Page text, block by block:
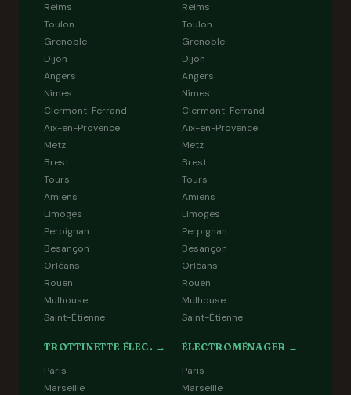
Reims
Toulon
Grenoble
Dijon
Angers
Nîmes
Clermont-Ferrand
Aix-en-Provence
Metz
Brest
Tours
Amiens
Limoges
Perpignan
Besançon
Orléans
Rouen
Mulhouse
Saint-Étienne
Reims
Toulon
Grenoble
Dijon
Angers
Nîmes
Clermont-Ferrand
Aix-en-Provence
Metz
Brest
Tours
Amiens
Limoges
Perpignan
Besançon
Orléans
Rouen
Mulhouse
Saint-Étienne
TROTTINETTE ÉLEC. →
Paris
Marseille
ÉLECTROMÉNAGER →
Paris
Marseille